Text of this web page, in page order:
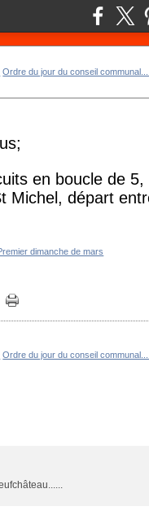
Ordre du jour du conseil
en boucle de
Michel, départ
Ordre du jour du conseil